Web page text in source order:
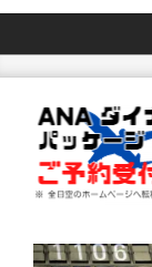
Navigation
Menu